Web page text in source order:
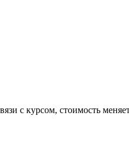
с курсом, стоимость